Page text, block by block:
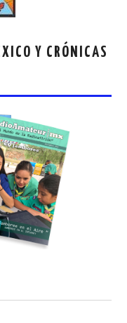
Y CRÓNICAS